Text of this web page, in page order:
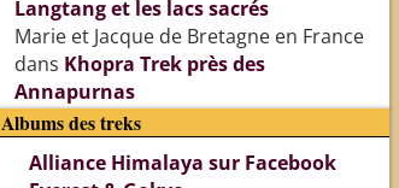
Langtang et les lacs sacrés
Marie et Jacque de Bretagne en France
dans Khopra Trek près des
Annapurnas
Albums des treks
Alliance Himalaya sur Facebook